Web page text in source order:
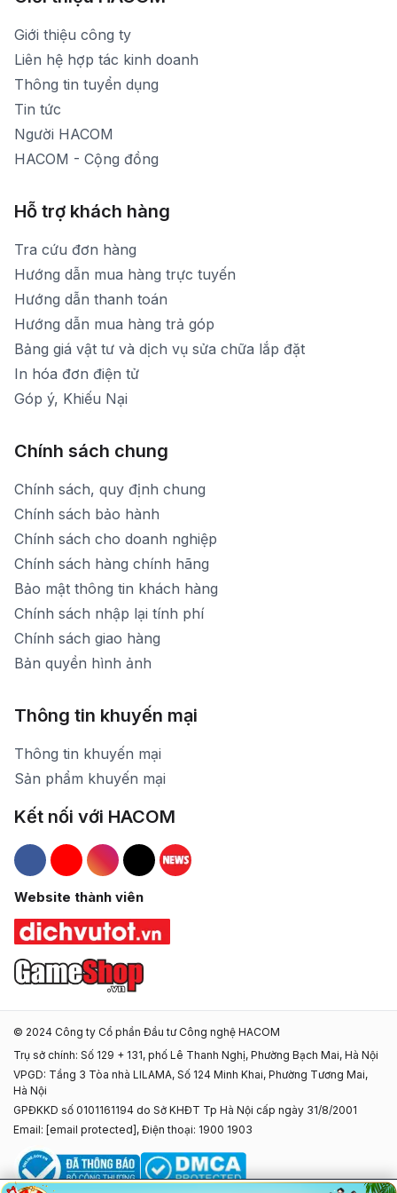
1900 1903 (máy lẻ 159) -(028)73000322
1900 1903 (máy lẻ 160)
[email protected]
Thời gian mở cửa: Từ 8h30-20h hàng ngày
Giới thiệu công ty
Liên hệ hợp tác kinh doanh
Thông tin tuyển dụng
Tin tức
Người HACOM
HACOM - Cộng đồng
Hỗ trợ khách hàng
Tra cứu đơn hàng
Hướng dẫn mua hàng trực tuyến
Hướng dẫn thanh toán
Hướng dẫn mua hàng trả góp
Bảng giá vật tư và dịch vụ sửa chữa lắp đặt
In hóa đơn điện tử
Góp ý, Khiếu Nại
Chính sách chung
Chính sách, quy định chung
Chính sách bảo hành
Chính sách cho doanh nghiệp
Chính sách hàng chính hãng
Bảo mật thông tin khách hàng
Chính sách nhập lại tính phí
Chính sách giao hàng
Bản quyền hình ảnh
Thông tin khuyến mại
Thông tin khuyến mại
Sản phẩm khuyến mại
Kết nối với HACOM
Hacom Facebook
Hacom YouTube
Hacom Instagram
Hacom TikTok
Website thành viên
© 2024 Công ty Cổ phần Đầu tư Công nghệ HACOM
Trụ sở chính: Số 129 + 131, phố Lê Thanh Nghị, Phường Bạch Mai, Hà Nội
VPGD: Tầng 3 Tòa nhà LILAMA, Số 124 Minh Khai, Phường Tương Mai,
Hà Nội
GPĐKKD số 0101161194 do Sở KHĐT Tp Hà Nội cấp ngày 31/8/2001
Email: [email protected] , Điện thoại: 1900 1903